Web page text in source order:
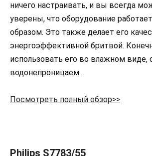
ничего настраивать, и вы всегда
уверены, что оборудование
образом. Это также делает его
энергоэффективной бритвой.
использовать его во влажном виде,
водонепроницаем.
Посмотреть полный обзор>>
Philips S7783/55